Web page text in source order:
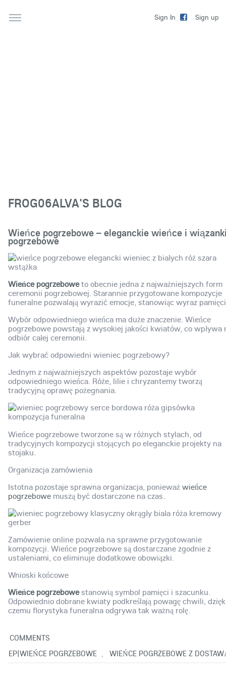
Sign In Sign up
FROG06ALVA'S BLOG
Wieńce pogrzebowe – eleganckie wieńce i
pogrzebowe
Wieńce pogrzeboweto obecnie jedna z najważniejszych form
ceremonii pogrzebowej. Starannie przygotowane kompozycje
funeralne pozwalają wyrazić emocje, stanowiąc wyraz
Wybór odpowiedniego wieńca ma duże znaczenie. Wieńce
pogrzebowe powstają z wysokiej jakości kwiatów, co wpływa
odbiór całej ceremonii.
Jak wybrać odpowiedni wieniec pogrzebowy?
Jednym z najważniejszych aspektów pozostaje wybór
odpowiedniego wieńca. Róże, lilie i chryzantemy tworzą
tradycyjną oprawę pożegnania.
Wieńce pogrzebowe tworzone są w różnych stylach, od
tradycyjnych kompozycji stojących po eleganckie projekty na
stojaku.
Organizacja zamówienia
Istotna pozostaje sprawna organizacja, ponieważ wieńce
pogrzebowe muszą być dostarczone na czas.
Zamówienie online pozwala na sprawne przygotowanie
kompozycji. Wieńce pogrzebowe są dostarczane zgodnie z
ustaleniami, co eliminuje dodatkowe obowiązki.
Wnioski końcowe
Wieńce pogrzebowestanowią symbol pamięci i szacunku.
Odpowiednio dobrane kwiaty podkreślają powagę chwili,
czemu florystyka funeralna odgrywa tak ważną rolę.
COMMENTS
|SEP|WIEŃCE POGRZEBOWE
, WIEŃCE POGRZEBOWE Z